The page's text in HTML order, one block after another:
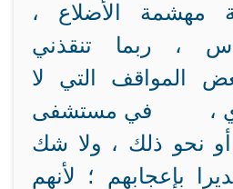
مهشمة الأضلاع ،
، ربما تنقذني
المواقف التي لا
، في مستشفى
نحو ذلك ، ولا شك
بإعجابهم ؛ لأنهم